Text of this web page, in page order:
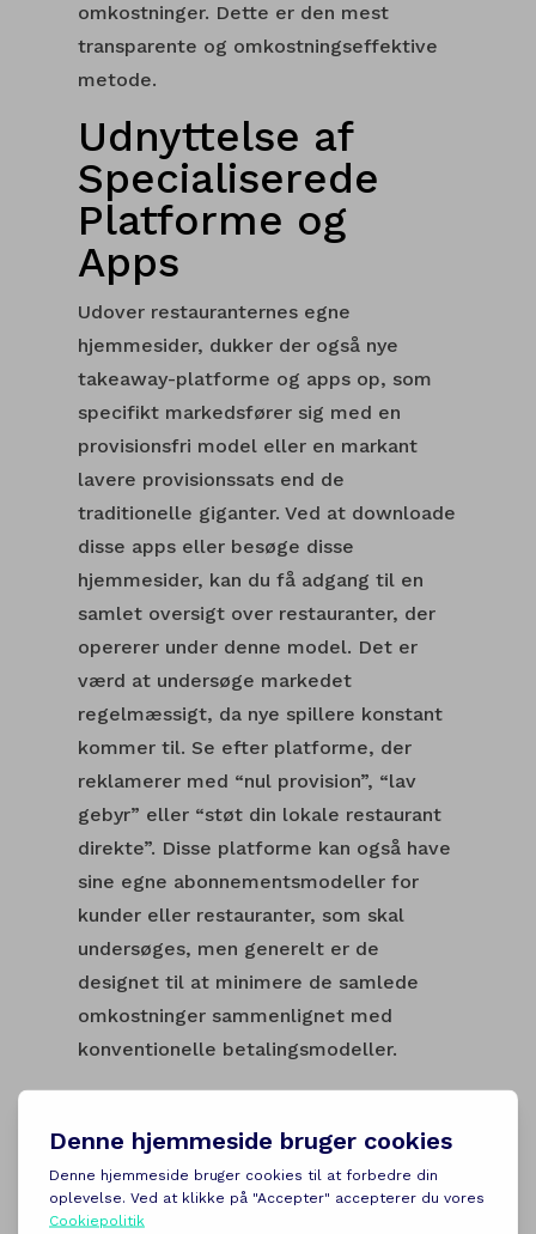
omkostninger. Dette er den mest
transparente og omkostningseffektive
metode.
Udnyttelse af
Specialiserede
Platforme og
Apps
Udover restauranternes egne
hjemmesider, dukker der også nye
takeaway-platforme og apps op, som
specifikt markedsfører sig med en
provisionsfri model eller en markant
lavere provisionssats end de
traditionelle giganter. Ved at downloade
disse apps eller besøge disse
hjemmesider, kan du få adgang til en
samlet oversigt over restauranter, der
opererer under denne model. Det er
værd at undersøge markedet
regelmæssigt, da nye spillere konstant
kommer til. Se efter platforme, der
reklamerer med “nul provision”, “lav
gebyr” eller “støt din lokale restaurant
direkte”. Disse platforme kan også have
sine egne abonnementsmodeller for
kunder eller restauranter, som skal
undersøges, men generelt er de
designet til at minimere de samlede
omkostninger sammenlignet med
konventionelle betalingsmodeller.
Sociale Medier og
Mund-til-Mund
Anbefalinger